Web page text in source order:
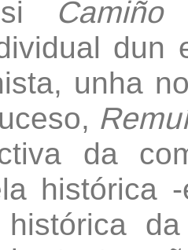
si Camiño
dun
unha
da
histórica